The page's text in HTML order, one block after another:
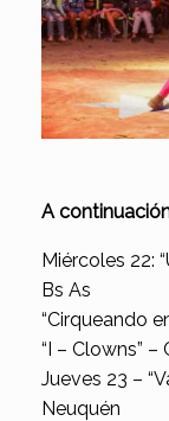
A
Miércoles 22:
Bs As
“Cirqueando
“I – Clowns”
Jueves 23 –
Neuquén